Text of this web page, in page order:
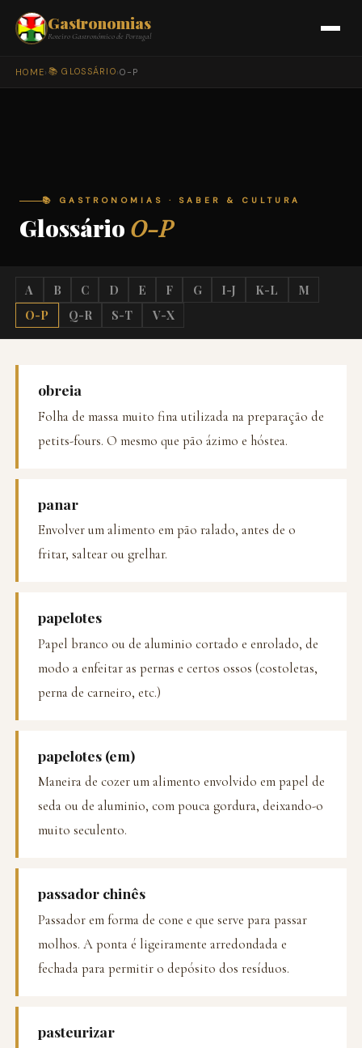
Gastronomias
Roteiro Gastronómico de Portugal
HOME› 📚 GLOSSÁRIO›O-P
📚 GASTRONOMIAS · SABER & CULTURA
Glossário O-P
A B C D E F G I-J K-L
M
O-P
Q-R S-T V-X
obreia
Folha de massa muito fina utilizada na preparação de
petits-fours. O mesmo que pão ázimo e hóstea.
panar
Envolver um alimento em pão ralado, antes de o
fritar, saltear ou grelhar.
papelotes
Papel branco ou de aluminio cortado e enrolado, de
modo a enfeitar as pernas e certos ossos (costoletas,
perna de carneiro, etc.)
papelotes (em)
Maneira de cozer um alimento envolvido em papel de
seda ou de aluminio, com pouca gordura, deixando-o
muito seculento.
passador chinês
Passador em forma de cone e que serve para passar
molhos. A ponta é ligeiramente arredondada e
fechada para permitir o depósito dos resíduos.
pasteurizar